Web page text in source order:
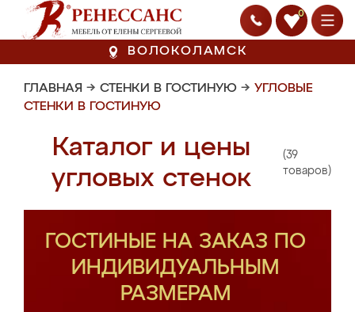
0
ВОЛОКОЛАМСК
ГЛАВНАЯ → СТЕНКИ В ГОСТИНУЮ → УГЛОВЫЕ
СТЕНКИ В ГОСТИНУЮ
Каталог и цены
угловых стенок
(39
товаров)
ГОСТИНЫЕ НА ЗАКАЗ ПО
ИНДИВИДУАЛЬНЫМ
РАЗМЕРАМ